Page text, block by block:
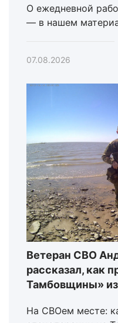
О ежедневной
— в нашем
07.08.2026
Ветеран СВО
рассказал, как
Тамбовщины»
На СВОем месте: